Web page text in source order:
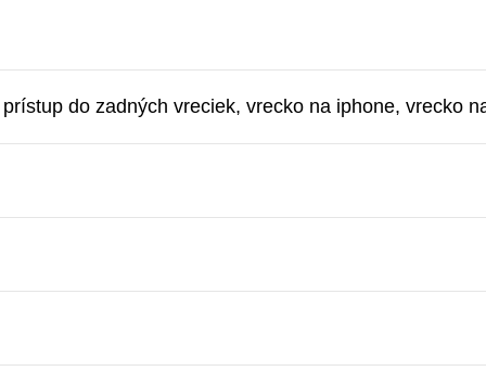
do zadných vreciek, vrecko na iphone, vrecko